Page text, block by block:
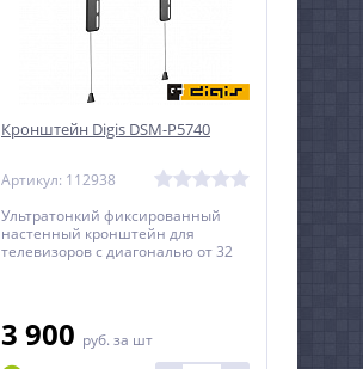
Кронштейн Digis DSM-P5740
Артикул: 112938
Ультратонкий фиксированный
настенный кронштейн для
телевизоров с диагональю от 32
3 900 руб. за шт